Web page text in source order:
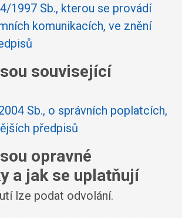
1997 Sb., kterou se provádí
komunikacích, ve znění
související
Sb., o správních poplatcích,
předpisů
opravné
a jak se uplatňují
lze podat odvolání.